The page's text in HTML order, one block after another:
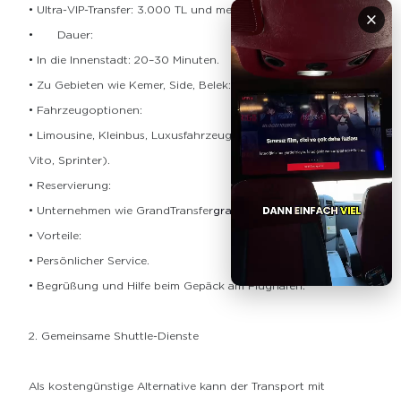
×
• Ultra-VIP-Transfer: 3.000 TL und mehr.
•
Dauer:
• In die Innenstadt: 20–30 Minuten.
• Zu Gebieten wie Kemer, Side, Belek: 1–1,5 Stunden.
• Fahrzeugoptionen:
• Limousine, Kleinbus, Luxusfahrzeuge (wie etwa Mercedes
Vito, Sprinter).
• Reservierung:
• Unternehmen wie GrandTransfergrandtransfers.com/de
• Vorteile:
• Persönlicher Service.
• Begrüßung und Hilfe beim Gepäck am Flughafen.
2. Gemeinsame Shuttle-Dienste
Als kostengünstige Alternative kann der Transport mit